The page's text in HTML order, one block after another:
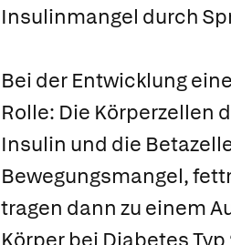
Insulinmangel durch
Bei der Entwicklung
Rolle: Die Körperzellen
Insulin und die
Bewegungsmangel,
tragen dann zu einem